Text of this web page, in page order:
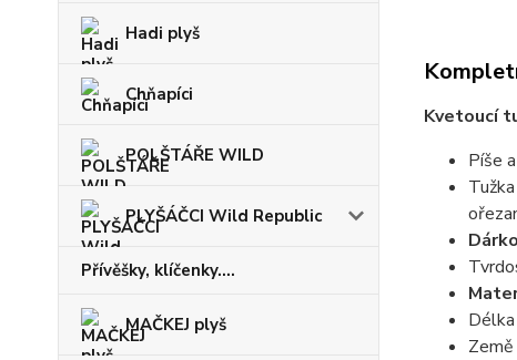
Hadi plyš
Chňapíci
POLŠTÁŘE WILD
PLYŠÁČCI Wild Republic
Přívěšky, klíčenky....
MAČKEJ plyš
Kvetoucí
Píše